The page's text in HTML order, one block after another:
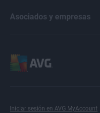
Asociados y empresas
Iniciar sesión en AVG MyAccount